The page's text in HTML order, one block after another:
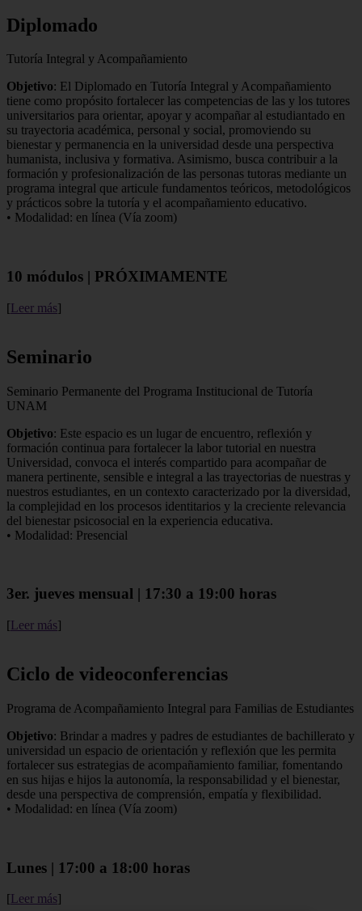
Diplomado
Tutoría Integral y Acompañamiento
Objetivo: El Diplomado en Tutoría Integral y Acompañamiento
tiene como propósito fortalecer las competencias de las y los tutores
universitarios para orientar, apoyar y acompañar al estudiantado en
su trayectoria académica, personal y social, promoviendo su
bienestar y permanencia en la universidad desde una perspectiva
humanista, inclusiva y formativa. Asimismo, busca contribuir a la
formación y profesionalización de las personas tutoras mediante un
programa integral que articule fundamentos teóricos, metodológicos
y prácticos sobre la tutoría y el acompañamiento educativo.
• Modalidad: en línea (Vía zoom)
10 módulos | PRÓXIMAMENTE
[Leer más]
Seminario
Seminario Permanente del Programa Institucional de Tutoría
UNAM
Objetivo: Este espacio es un lugar de encuentro, reflexión y
formación continua para fortalecer la labor tutorial en nuestra
Universidad, convoca el interés compartido para acompañar de
manera pertinente, sensible e integral a las trayectorias de nuestras y
nuestros estudiantes, en un contexto caracterizado por la diversidad,
la complejidad en los procesos identitarios y la creciente relevancia
del bienestar psicosocial en la experiencia educativa.
• Modalidad: Presencial
3er. jueves mensual | 17:30 a 19:00 horas
[Leer más]
Ciclo de videoconferencias
Programa de Acompañamiento Integral para Familias de Estudiantes
Objetivo: Brindar a madres y padres de estudiantes de bachillerato y
universidad un espacio de orientación y reflexión que les permita
fortalecer sus estrategias de acompañamiento familiar, fomentando
en sus hijas e hijos la autonomía, la responsabilidad y el bienestar,
desde una perspectiva de comprensión, empatía y flexibilidad.
• Modalidad: en línea (Vía zoom)
Lunes | 17:00 a 18:00 horas
[Leer más]